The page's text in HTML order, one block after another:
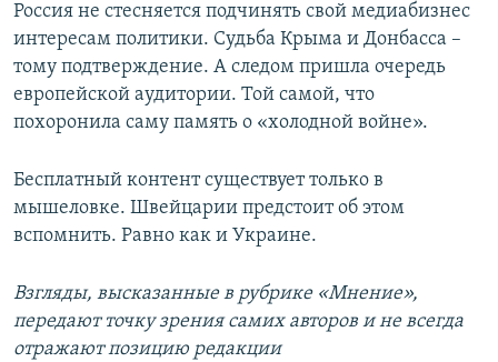
Россия не стесняется подчинять свой медиабизнес
интересам политики. Судьба Крыма и Донбасса –
тому подтверждение. А следом пришла очередь
европейской аудитории. Той самой, что
похоронила саму память о «холодной войне».
Бесплатный контент существует только в
мышеловке. Швейцарии предстоит об этом
вспомнить. Равно как и Украине.
Взгляды, высказанные в рубрике «Мнение»,
передают точку зрения самих авторов и не всегда
отражают позицию редакции